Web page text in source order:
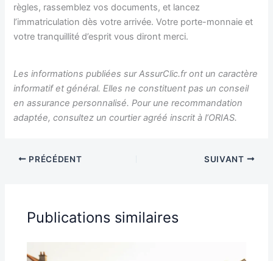
règles, rassemblez vos documents, et lancez
l’immatriculation dès votre arrivée. Votre porte-monnaie et
votre tranquillité d’esprit vous diront merci.
Les informations publiées sur AssurClic.fr ont un caractère
informatif et général. Elles ne constituent pas un conseil
en assurance personnalisé. Pour une recommandation
adaptée, consultez un courtier agréé inscrit à l’ORIAS.
PRÉCÉDENT SUIVANT
Publications similaires